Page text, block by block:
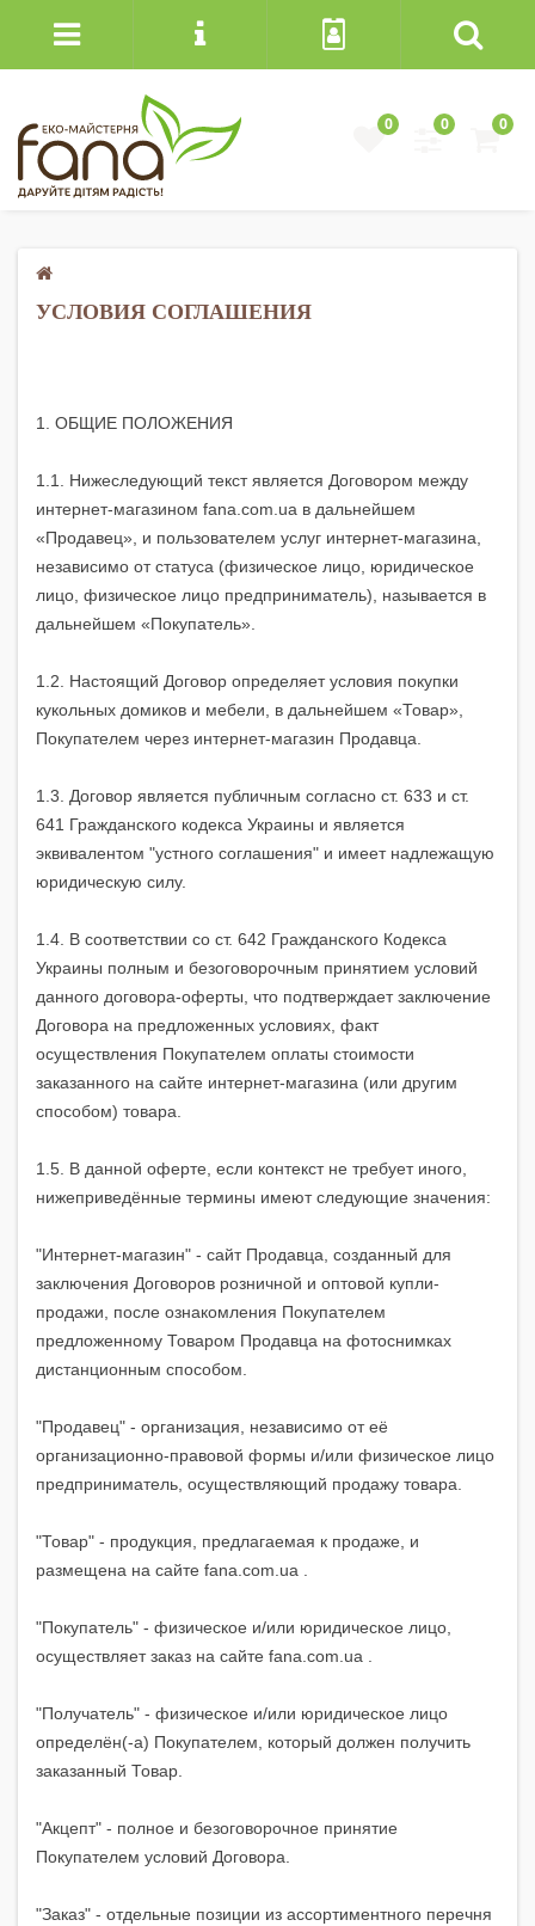
0 0 0
УСЛОВИЯ СОГЛАШЕНИЯ
1. ОБЩИЕ ПОЛОЖЕНИЯ
1.1. Нижеследующий текст является Договором между
интернет-магазином fana.com.ua в дальнейшем
«Продавец», и пользователем услуг интернет-магазина,
независимо от статуса (физическое лицо, юридическое
лицо, физическое лицо предприниматель), называется в
дальнейшем «Покупатель».
1.2. Настоящий Договор определяет условия покупки
кукольных домиков и мебели, в дальнейшем «Товар»,
Покупателем через интернет-магазин Продавца.
1.3. Договор является публичным согласно ст. 633 и ст.
641 Гражданского кодекса Украины и является
эквивалентом "устного соглашения" и имеет надлежащую
юридическую силу.
1.4. В соответствии со ст. 642 Гражданского Кодекса
Украины полным и безоговорочным принятием условий
данного договора-оферты, что подтверждает заключение
Договора на предложенных условиях, факт
осуществления Покупателем оплаты стоимости
заказанного на сайте интернет-магазина (или другим
способом) товара.
1.5. В данной оферте, если контекст не требует иного,
нижеприведённые термины имеют следующие значения:
"Интернет-магазин" - сайт Продавца, созданный для
заключения Договоров розничной и оптовой купли-
продажи, после ознакомления Покупателем
предложенному Товаром Продавца на фотоснимках
дистанционным способом.
"Продавец" - организация, независимо от её
организационно-правовой формы и/или физическое лицо
предприниматель, осуществляющий продажу товара.
"Товар" - продукция, предлагаемая к продаже, и
размещена на сайте fana.com.ua .
"Покупатель" - физическое и/или юридическое лицо,
осуществляет заказ на сайте fana.com.ua .
"Получатель" - физическое и/или юридическое лицо
определён(-а) Покупателем, который должен получить
заказанный Товар.
"Акцепт" - полное и безоговорочное принятие
Покупателем условий Договора.
"Заказ" - отдельные позиции из ассортиментного перечня